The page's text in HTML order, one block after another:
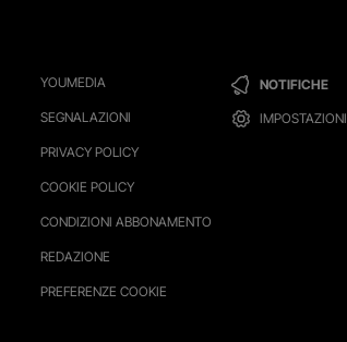
YOUMEDIA
SEGNALAZIONI
PRIVACY POLICY
COOKIE POLICY
CONDIZIONI ABBONAMENTO
REDAZIONE
PREFERENZE COOKIE
NOTIFICHE
IMPOSTAZIONI